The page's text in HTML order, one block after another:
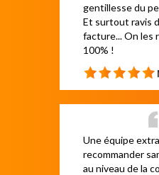
gentillesse du
Et surtout ravis
facture... On les
100% !
Une équipe
recommander
au niveau de la